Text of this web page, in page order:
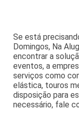
Se está
Domingos, Na
encontrar a
eventos, a
serviços como
elástica, touros
disposição para
necessário, fale